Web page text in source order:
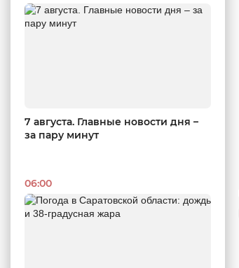
7 августа. Главные новости дня –
за пару минут
06:00